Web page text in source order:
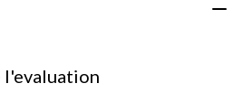
l'evaluation